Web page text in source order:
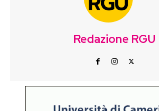
Redazione RGU